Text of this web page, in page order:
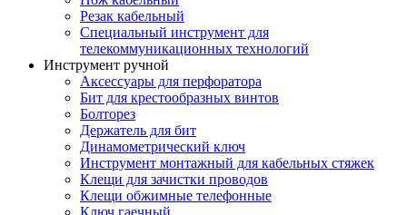
Резак кабельный
Специальный инструмент для
телекоммуникационных технологий
Инструмент ручной
Аксессуары для перфоратора
Бит для крестообразных винтов
Болторез
Держатель для бит
Динамометрический ключ
Инструмент монтажный для кабельных стяжек
Клещи для зачистки проводов
Клещи обжимные телефонные
Ключ гаечный